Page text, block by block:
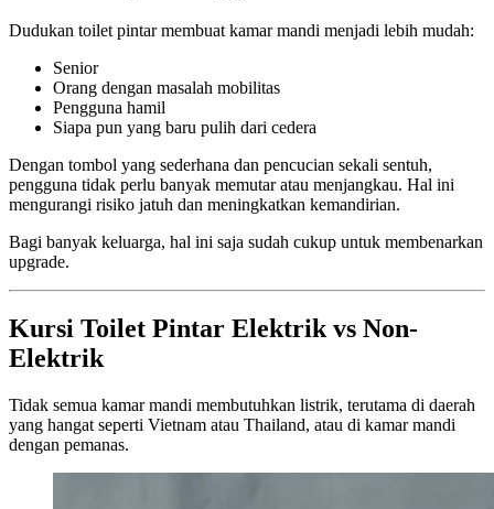
Dudukan toilet pintar membuat kamar mandi menjadi lebih mudah:
Senior
Orang dengan masalah mobilitas
Pengguna hamil
Siapa pun yang baru pulih dari cedera
Dengan tombol yang sederhana dan pencucian sekali sentuh,
pengguna tidak perlu banyak memutar atau menjangkau. Hal ini
mengurangi risiko jatuh dan meningkatkan kemandirian.
Bagi banyak keluarga, hal ini saja sudah cukup untuk membenarkan
upgrade.
Kursi Toilet Pintar Elektrik vs Non-
Elektrik
Tidak semua kamar mandi membutuhkan listrik, terutama di daerah
yang hangat seperti Vietnam atau Thailand, atau di kamar mandi
dengan pemanas.